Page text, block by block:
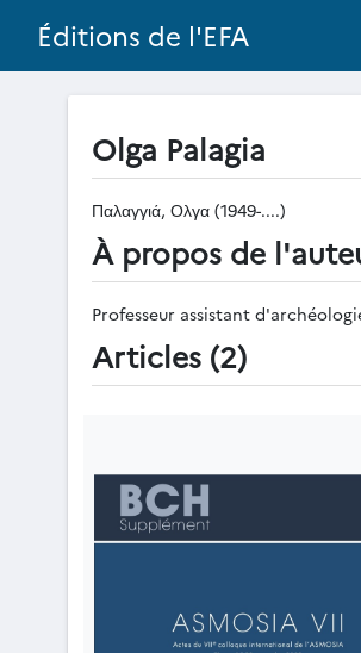
Éditions de l'EFA
Olga Palagia
Παλαγγιά, Ολγα (1949-....)
À propos de
Professeur assistant
Articles (2)